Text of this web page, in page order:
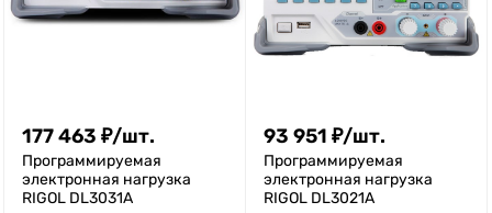
177 463 ₽/шт.
Программируемая
электронная нагрузка
RIGOL DL3031A
93 951 ₽/шт.
Программируемая
электронная нагрузка
RIGOL DL3021A